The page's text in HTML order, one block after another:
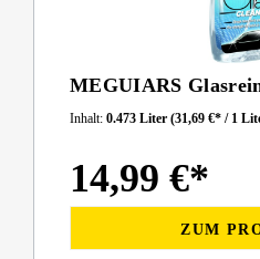
MEGUIARS
Inhalt: 0.473 Liter (31,69 €* / 1
14,99 €*
ZUM